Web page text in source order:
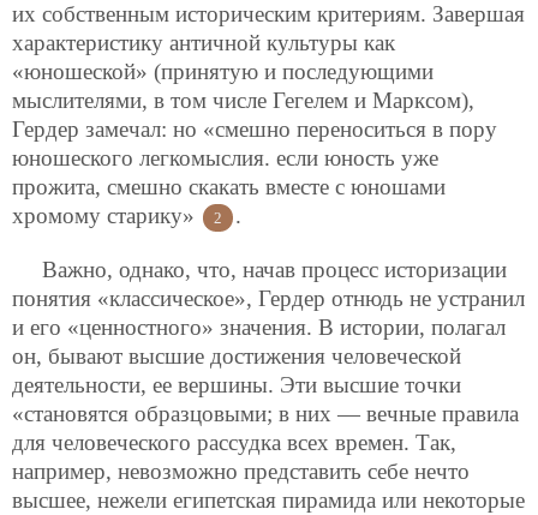
их собственным историческим критериям. Завершая
характеристику античной культуры как
«юношеской» (принятую и последующими
мыслителями, в том числе Гегелем и Марксом),
Гердер замечал: но «смешно переноситься в пору
юношеского легкомыслия. если юность уже
прожита, смешно скакать вместе с юношами
хромому старику»
2 .
Важно, однако, что, начав процесс историзации
понятия «классическое», Гердер отнюдь не устранил
и его «ценностного» значения. В истории, полагал
он, бывают высшие достижения человеческой
деятельности, ее вершины. Эти высшие точки
«становятся образцовыми; в них — вечные правила
для человеческого рассудка всех времен. Так,
например, невозможно представить себе нечто
высшее, нежели египетская пирамида или некоторые